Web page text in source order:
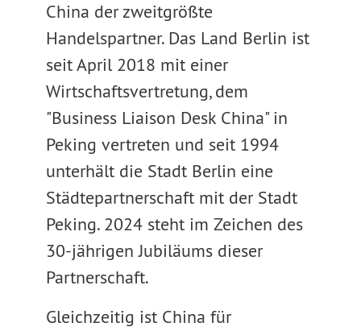
China der zweitgrößte
Handelspartner. Das Land Berlin ist
seit April 2018 mit einer
Wirtschaftsvertretung, dem
"Business Liaison Desk China" in
Peking vertreten und seit 1994
unterhält die Stadt Berlin eine
Städtepartnerschaft mit der Stadt
Peking. 2024 steht im Zeichen des
30-jährigen Jubiläums dieser
Partnerschaft.
Gleichzeitig ist China für